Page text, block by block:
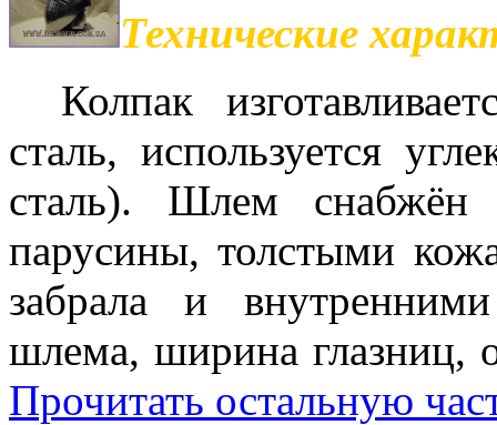
Технические
Колпак
сталь, используется
сталь). Шлем снабжён
парусины, толстыми
забрала и
шлема, ширина глазниц,
Прочитать остальную